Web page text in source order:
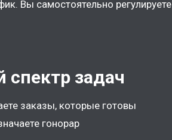
Вы самостоятельно регулируете
задач
заказы, которые готовы
гонорар